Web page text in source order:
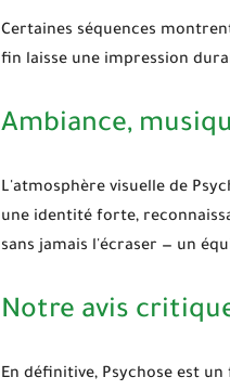
Certaines séquences
fin laisse une impression
Ambiance,
L'atmosphère visuelle de
une identité forte,
sans jamais l'écraser — un
Notre avis
En définitive, Psychose est un